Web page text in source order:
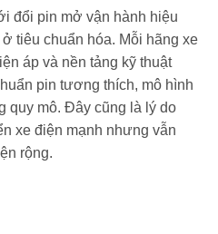
đổi pin mở vận hành hiệu
tiêu chuẩn hóa. Mỗi hãng xe
áp và nền tảng kỹ thuật
pin tương thích, mô hình
quy mô. Đây cũng là lý do
xe điện mạnh nhưng vẫn
rộng.